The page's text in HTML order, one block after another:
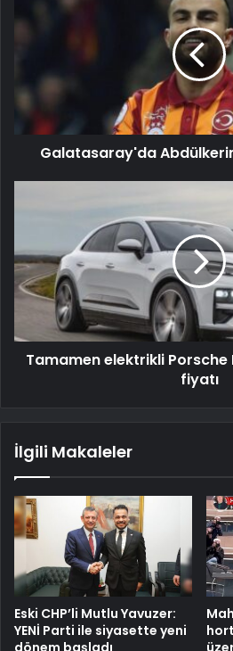
Galatasaray'da
Tamamen elektrikli Porsche
fiyatı
İlgili Makaleler
Eski CHP’li Mutlu Yavuzer:
YENİ Parti ile siyasette yeni
dönem başladı